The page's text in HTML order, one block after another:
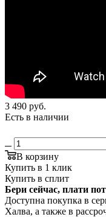
3 490 руб.
Есть в наличии
В корзину
Купить в 1 клик
Купить в сплит
Бери сейчас, плати
Доступна покупка в
Халва, а также в